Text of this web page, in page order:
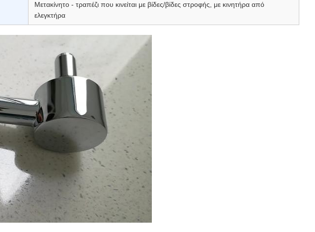
Μετακίνητο - τραπέζι που κινείται με βίδες/βίδες στροφής, με κινητήρα από
ελεγκτήρα